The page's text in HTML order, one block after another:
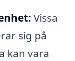
Vissa
sig på
kan vara